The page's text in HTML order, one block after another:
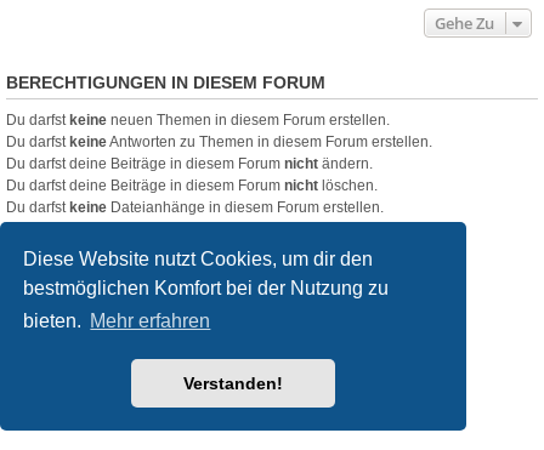
Diese Website nutzt Cookies, um dir den
bestmöglichen Komfort bei der Nutzung zu
bieten. Mehr erfahren
Verstanden!
Gehe Zu
BERECHTIGUNGEN IN DIESEM FORUM
Du darfstkeine neuen Themen in diesem Forum erstellen.
Du darfstkeineAntworten zu Themen in diesem Forum erstellen.
Du darfst deine Beiträge in diesem Forum nicht ändern.
Du darfst deine Beiträge in diesem Forum nicht löschen.
Du darfstkeine Dateianhänge in diesem Forum erstellen.
Startseite Foren-Übersicht
phpBB
Deutsche Übersetzung durchphpBB.de
Nutzungsbedingungen